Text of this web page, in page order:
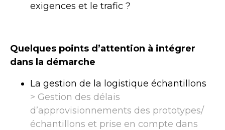
exigences et le trafic ?
Quelques points d’attention à intégrer
dans la démarche
La gestion de la logistique échantillons
> Gestion des délais
d’approvisionnements des prototypes/
échantillons et prise en compte dans